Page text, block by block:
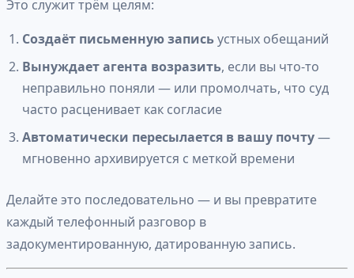
Это служит трём целям:
Создаёт письменную записьустных обещаний
Вынуждает агента возразить, если вы что-то
неправильно поняли — или промолчать, что суд
часто расценивает как согласие
Автоматически пересылается в вашу почту—
мгновенно архивируется с меткой времени
Делайте это последовательно — и вы превратите
каждый телефонный разговор в
задокументированную, датированную запись.